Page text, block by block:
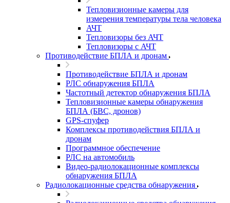
Тепловизионные камеры для
измерения температуры тела человека
АЧТ
Тепловизоры без АЧТ
Тепловизоры с АЧТ
Противодействие БПЛА и дронам
Противодействие БПЛА и дронам
РЛС обнаружения БПЛА
Частотный детектор обнаружения БПЛА
Тепловизионные камеры обнаружения
БПЛА (БВС, дронов)
GPS-спуфер
Комплексы противодействия БПЛА и
дронам
Программное обеспечение
РЛС на автомобиль
Видео-радиолокационные комплексы
обнаружения БПЛА
Радиолокационные средства обнаружения